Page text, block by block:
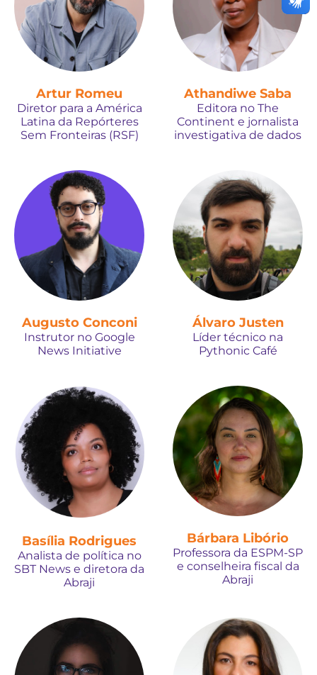
Artur Romeu
Diretor para a América
Latina da Repórteres
Sem Fronteiras (RSF)
Athandiwe Saba
Editora no The
Continent e jornalista
investigativa de dados
Augusto Conconi
Instrutor no Google
News Initiative
Álvaro Justen
Líder técnico na
Pythonic Café
Basília Rodrigues
Analista de política no
SBT News e diretora da
Abraji
Bárbara Libório
Professora da ESPM-SP
e conselheira fiscal da
Abraji